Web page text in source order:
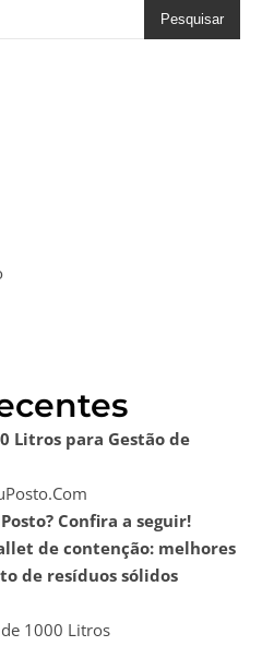
Pesquisar
Litros para Gestão de
Confira a seguir!
de contenção: melhores
de resíduos sólidos
1000 Litros